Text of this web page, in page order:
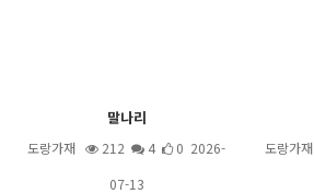
말나리
도랑가재 212 4
0 2026-
07-13
도랑가재